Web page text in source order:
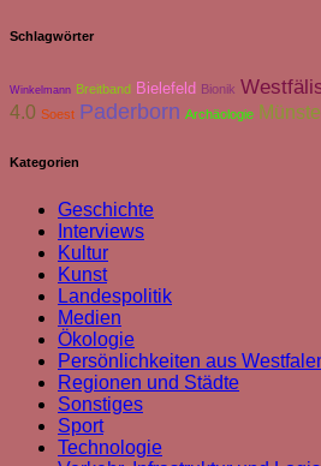
Schlagwörter
Winkelmann Breitband Bielefeld Bionik
4.0 Soest Paderborn Archäologie
Kategorien
Geschichte
Interviews
Kultur
Kunst
Landespolitik
Medien
Ökologie
Persönlichkeiten aus
Regionen und Städte
Sonstiges
Sport
Technologie